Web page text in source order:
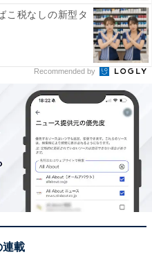
こ税なしの新型タ
Recommended by
連載